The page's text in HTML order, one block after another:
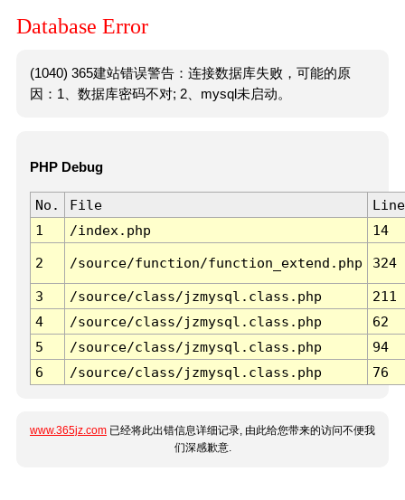
Database Error
(1040) 365建站错误警告：连接数据库失败，可能的原
因：1、数据库密码不对; 2、mysql未启动。
PHP Debug
No. File
Line
1
/index.php 14
2 /source/function/function_extend.php 324
3 /source/class/jzmysql.class.php
211
4
/source/class/jzmysql.class.php
62
5
/source/class/jzmysql.class.php
94
6
/source/class/jzmysql.class.php 76
www.365jz.com 已经将此出错信息详细记录, 由此给您带来的访问不便我
们深感歉意.